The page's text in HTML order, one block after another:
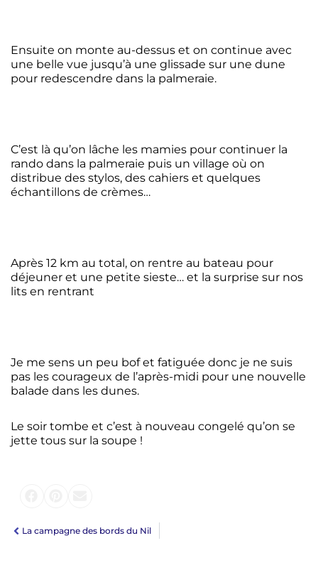
Ensuite on monte au-dessus et on continue avec
une belle vue jusqu’à une glissade sur une dune
pour redescendre dans la palmeraie.
C’est là qu’on lâche les mamies pour continuer la
rando dans la palmeraie puis un village où on
distribue des stylos, des cahiers et quelques
échantillons de crèmes…
Après 12 km au total, on rentre au bateau pour
déjeuner et une petite sieste… et la surprise sur nos
lits en rentrant
Je me sens un peu bof et fatiguée donc je ne suis
pas les courageux de l’après-midi pour une nouvelle
balade dans les dunes.
Le soir tombe et c’est à nouveau congelé qu’on se
jette tous sur la soupe !
La campagne des bords du Nil